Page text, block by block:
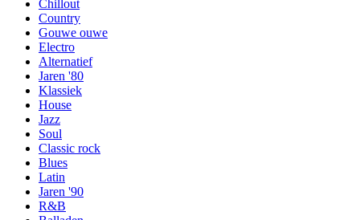
Chillout
Country
Gouwe ouwe
Electro
Alternatief
Jaren '80
Klassiek
House
Jazz
Soul
Classic rock
Blues
Latin
Jaren '90
R&B